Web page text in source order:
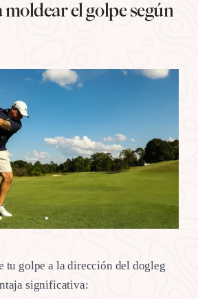
moldear el golpe según
tu golpe a la dirección del dogleg
significativa: